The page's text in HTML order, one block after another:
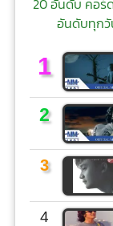
20 อันดับ คอร์
อันดับทุก
1
2
3
4